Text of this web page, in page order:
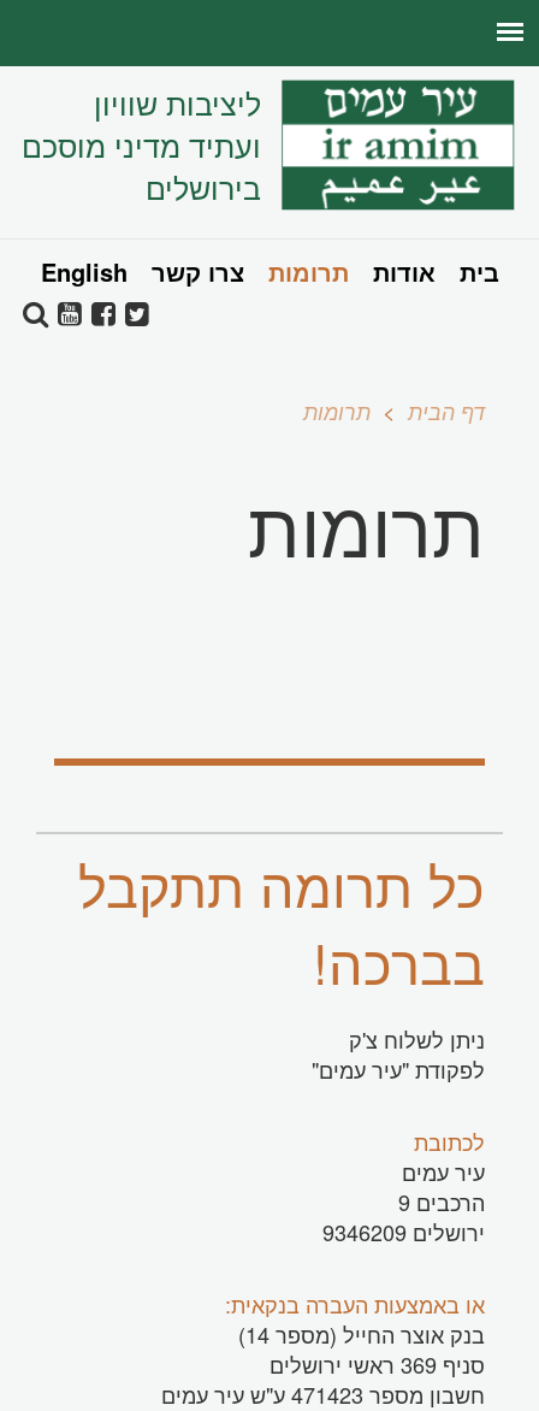
ליציבות שוויון
ועתיד מדיני מוסכם
בירושלים
בית אודות תרומות צרו קשר English
דף הבית תרומות
תרומות
כל תרומה תתקבל
בברכה!
ניתן לשלוח צ'ק
לפקודת "עיר עמים"
לכתובת
עיר עמים
הרכבים 9
ירושלים 9346209
או באמצעות העברה בנקאית:
בנק אוצר החייל (מספר 14)
סניף 369 ראשי ירושלים
חשבון מספר 471423 ע"ש עיר עמים